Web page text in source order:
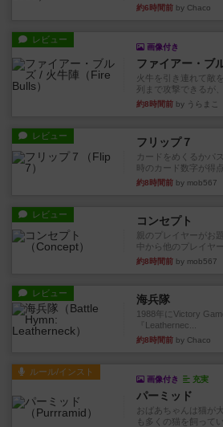
約6時間前 by Chaco
レビュー
画像付き
ファイアー・ブ
火牛を引き連れて敵
列まで攻撃できるが、
約8時間前 by うらまこ
レビュー フリップ７
カードをめくるかパ
時のカード数字が得
約8時間前 by mob567
レビュー コンセプト
親のプレイヤーがお
中から他のプレイヤ
約8時間前 by mob567
レビュー 海兵隊
1988年にVictory
『Leathernec...
約8時間前 by Chaco
ルール/インスト
画像付き 充実
パーミッド
おばあちゃんは猫が
も多くの猫を飼ってい